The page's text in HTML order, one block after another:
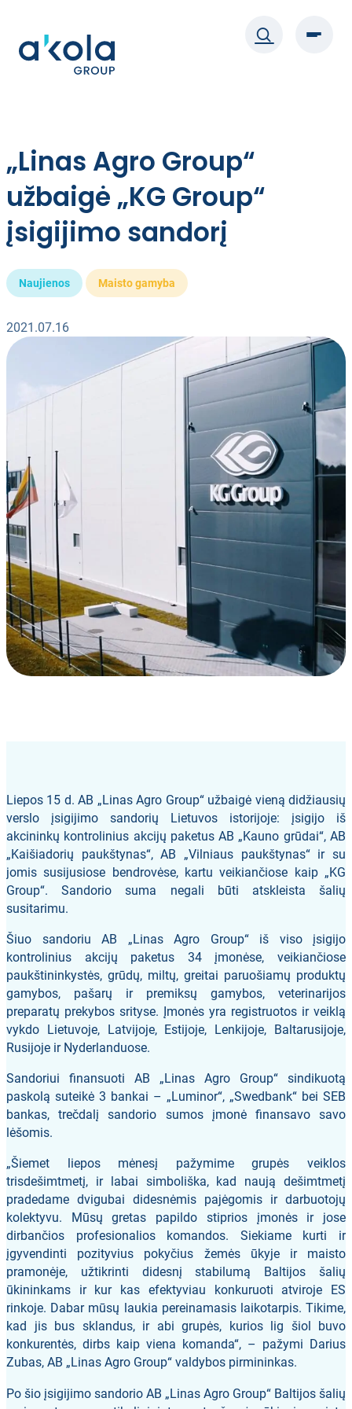
turinio
„Linas Agro Group“
užbaigė „KG Group“
įsigijimo sandorį
Naujienos Maisto gamyba
2021.07.16
Liepos 15 d. AB „Linas Agro Group“ užbaigė vieną didžiausių
verslo įsigijimo sandorių Lietuvos istorijoje: įsigijo iš
akcininkų kontrolinius akcijų paketus AB „Kauno grūdai“, AB
„Kaišiadorių paukštynas“, AB „Vilniaus paukštynas“ ir su
jomis susijusiose bendrovėse, kartu veikiančiose kaip „KG
Group“. Sandorio suma negali būti atskleista šalių
susitarimu.
Šiuo sandoriu AB „Linas Agro Group“ iš viso įsigijo
kontrolinius akcijų paketus 34 įmonėse, veikiančiose
paukštininkystės, grūdų, miltų, greitai paruošiamų produktų
gamybos, pašarų ir premiksų gamybos, veterinarijos
preparatų prekybos srityse. Įmonės yra registruotos ir veiklą
vykdo Lietuvoje, Latvijoje, Estijoje, Lenkijoje, Baltarusijoje,
Rusijoje ir Nyderlanduose.
Sandoriui finansuoti AB „Linas Agro Group“ sindikuotą
paskolą suteikė 3 bankai – „Luminor“, „Swedbank“ bei SEB
bankas, trečdalį sandorio sumos įmonė finansavo savo
lėšomis.
„Šiemet liepos mėnesį pažymime grupės veiklos
trisdešimtmetį, ir labai simboliška, kad naują dešimtmetį
pradedame dvigubai didesnėmis pajėgomis ir darbuotojų
kolektyvu. Mūsų gretas papildo stiprios įmonės ir jose
dirbančios profesionalios komandos. Siekiame kurti ir
įgyvendinti pozityvius pokyčius žemės ūkyje ir maisto
pramonėje, užtikrinti didesnį stabilumą Baltijos šalių
ūkininkams ir kur kas efektyviau konkuruoti atviroje ES
rinkoje. Dabar mūsų laukia pereinamasis laikotarpis. Tikime,
kad jis bus sklandus, ir abi grupės, kurios lig šiol buvo
konkurentės, dirbs kaip viena komanda“, – pažymi Darius
Zubas, AB „Linas Agro Group“ valdybos pirmininkas.
Po šio įsigijimo sandorio AB „Linas Agro Group“ Baltijos šalių